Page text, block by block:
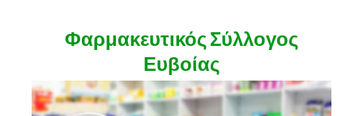
Φαρμακευτικός Σύλλογος
Ευβοίας